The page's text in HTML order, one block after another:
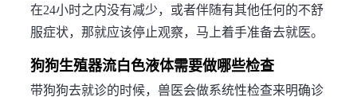
在24小时之内没有减少，或者伴随有其他任何的不舒
服症状，那就应该停止观察，马上着手准备去就医。
狗狗生殖器流白色液体需要做哪些检查
带狗狗去就诊的时候，兽医会做系统性检查来明确诊